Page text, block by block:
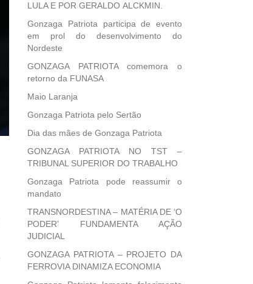
LULA E POR GERALDO ALCKMIN.
Gonzaga Patriota participa de evento
em prol do desenvolvimento do
Nordeste
GONZAGA PATRIOTA comemora o
retorno da FUNASA
Maio Laranja
Gonzaga Patriota pelo Sertão
Dia das mães de Gonzaga Patriota
GONZAGA PATRIOTA NO TST –
TRIBUNAL SUPERIOR DO TRABALHO
Gonzaga Patriota pode reassumir o
mandato
TRANSNORDESTINA – MATÉRIA DE ‘O
PODER’ FUNDAMENTA AÇÃO
JUDICIAL
GONZAGA PATRIOTA – PROJETO DA
FERROVIA DINAMIZA ECONOMIA